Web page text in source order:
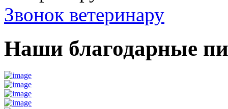
Звонок ветеринару
Наши благодарные